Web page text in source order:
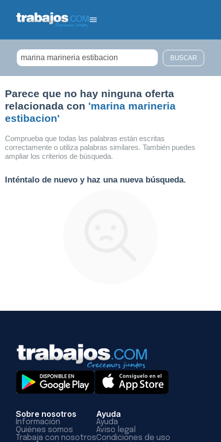
Parece que no hay ninguna oferta
relacionada con 'marina marineria
estibacion'
Comprueba que todas las palabras están escritas
correctamente o utiliza palabras similares. También puedes
ampliar los criterios de búsqueda.
Inténtalo de nuevo y haz una nueva búsqueda.
Sobre nosotros
Información
Quiénes somos
Trabaja con nosotros
Ayuda
Ayuda
Aviso legal
Condiciones de uso